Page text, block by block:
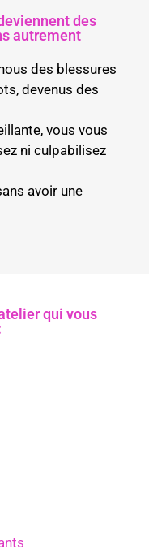
des
autrement
des blessures
devenus des
vous vous
ni culpabilisez
avoir une
qui vous